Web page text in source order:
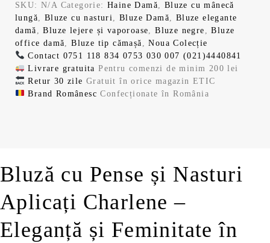
SKU: N/A Categorie: Haine Damă, Bluze cu mânecă
lungă, Bluze cu nasturi,Bluze Damă, Bluze elegante
damă ,Bluze lejere și vaporoase,Bluze negre ,Bluze
office damă,Bluze tip cămașă ,Noua Colecție
Contact 0751 118 834 0753 030 007 (021)4440841
Livrare gratuitaPentru comenzi de minim 200 lei
Retur 30 zile Gratuit în orice magazin ETIC
Brand RomânescConfecționate în România
Bluză cu Pense și Nasturi
Aplicați Charlene –
Eleganță și Feminitate în